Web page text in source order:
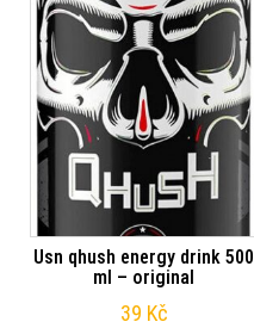
Usn qhush energy drink 500
ml – original
39 Kč